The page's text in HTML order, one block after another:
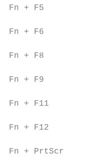
Fn + F5
Fn + F6
Fn + F8
Fn + F9
Fn + F11
Fn + F12
Fn + PrtScr